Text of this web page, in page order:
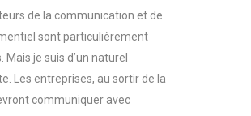
de la communication et de
sont particulièrement
Mais je suis d’un naturel
Les entreprises, au sortir de la
communiquer avec